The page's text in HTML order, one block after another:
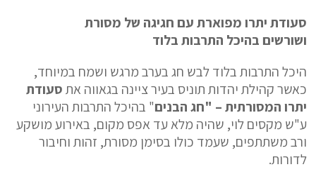
e
b
o
o
k
t
t
r
t
s
p
p
t
e
e
s
t
k
e
I
n
סעודת יתרו מפוארת עם חגיגה של מסורת
ושורשים בהיכל התרבות בלוד
היכל התרבות בלוד לבש חג בערב מרגש ושמח במיוחד,
כאשר קהילת יהדות תוניס בעיר ציינה בגאווה אתסעודת
יתרו המסורתית – "חג הבנים" בהיכל התרבות העירוני
ע"ש מקסים לוי, שהיה מלא עד אפס מקום, באירוע מושקע
ורב משתתפים, שעמד כולו בסימן מסורת, זהות וחיבור
לדורות.